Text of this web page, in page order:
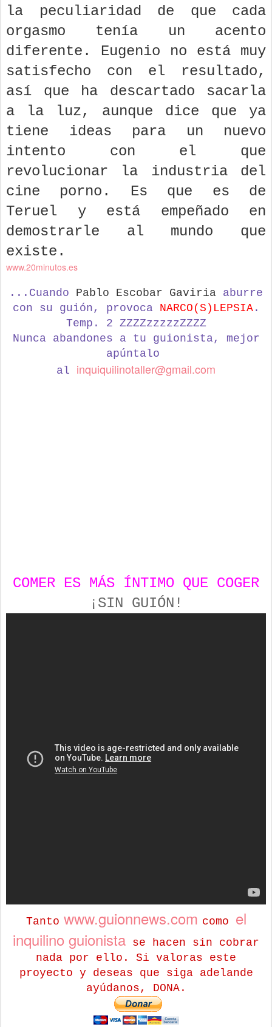
la peculiaridad de que cada
orgasmo tenía un acento
diferente. Eugenio no está muy
satisfecho con el resultado,
así que ha descartado sacarla
a la luz, aunque dice que ya
tiene ideas para un nuevo
intento con el que
revolucionar la industria del
cine porno. Es que es de
Teruel y está empeñado en
demostrarle al mundo que
existe.
www.20minutos.es
...Cuando Pablo Escobar Gaviria aburre
con su guión, provoca NARCO(S)LEPSIA.
Temp. 2 ZZZZzzzzzZZZZ
Nunca abandones a tu guionista, mejor
apúntalo
al inquiquilinotaller@gmail.com
COMER ES MÁS ÍNTIMO QUE COGER
¡SIN GUIÓN!
Tanto www.guionnews.com como el
inquilino guionista se hacen sin cobrar
nada por ello. Si valoras este
proyecto y deseas que siga adelande
ayúdanos, DONA.